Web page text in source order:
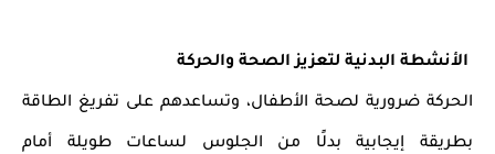
الأنشطة البدنية لتعزيز الصحة والحركة
الحركة ضرورية لصحة الأطفال، وتساعدهم على تفريغ الطاقة
بطريقة إيجابية بدلًا من الجلوس لساعات طويلة أمام